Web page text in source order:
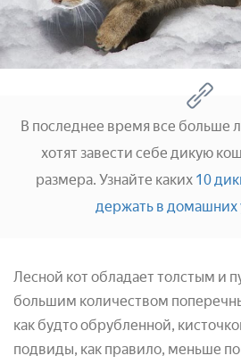
В последнее время все больше
хотят завести себе дикую
размера. Узнайте каких 10
держать в домашних
Лесной кот обладает толстым и
большим количеством
как будто обрубленной,
подвиды, как правило, меньше